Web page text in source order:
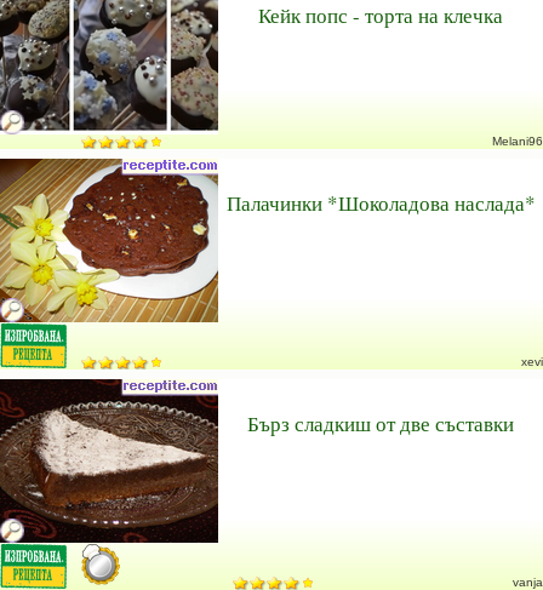
Кейк попс - торта на клечка
Melani96
Палачинки *Шоколадова наслада*
xevi
Бърз сладкиш от две съставки
vanja